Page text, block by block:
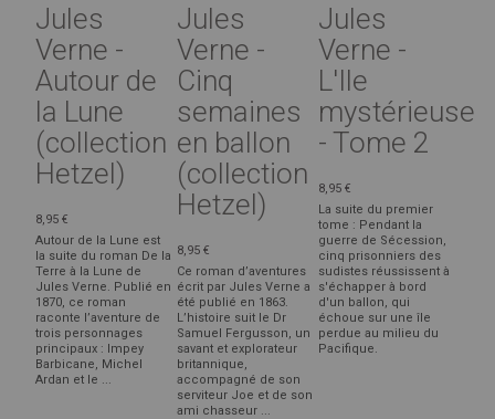
Jules
Verne -
Autour de
la Lune
(collection
Hetzel)
8,95 €
Autour de la Lune est
la suite du roman De la
Terre à la Lune de
Jules Verne. Publié en
1870, ce roman
raconte l’aventure de
trois personnages
principaux : Impey
Barbicane, Michel
Ardan et le ...
Jules
Verne -
Cinq
semaines
en ballon
(collection
Hetzel)
8,95 €
Ce roman d’aventures
écrit par Jules Verne a
été publié en 1863.
L’histoire suit le Dr
Samuel Fergusson, un
savant et explorateur
britannique,
accompagné de son
serviteur Joe et de son
ami chasseur ...
Jules
Verne -
L'Ile
mystérieuse
- Tome 2
8,95 €
La suite du premier
tome : Pendant la
guerre de Sécession,
cinq prisonniers des
sudistes réussissent à
s'échapper à bord
d'un ballon, qui
échoue sur une île
perdue au milieu du
Pacifique.